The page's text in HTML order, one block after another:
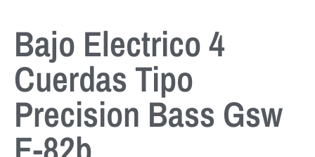
Bajo Electrico 4
Cuerdas Tipo
Precision Bass Gsw